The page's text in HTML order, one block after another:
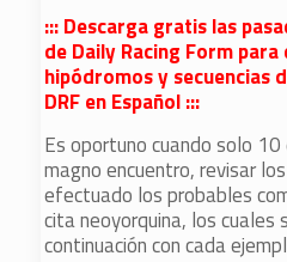
::: Descarga gratis las
de Daily Racing Form
hipódromos y secuencias
DRF en Español :::
Es oportuno cuando solo
magno encuentro, revisar
efectuado los probables
cita neoyorquina, los cuales
continuación con cada